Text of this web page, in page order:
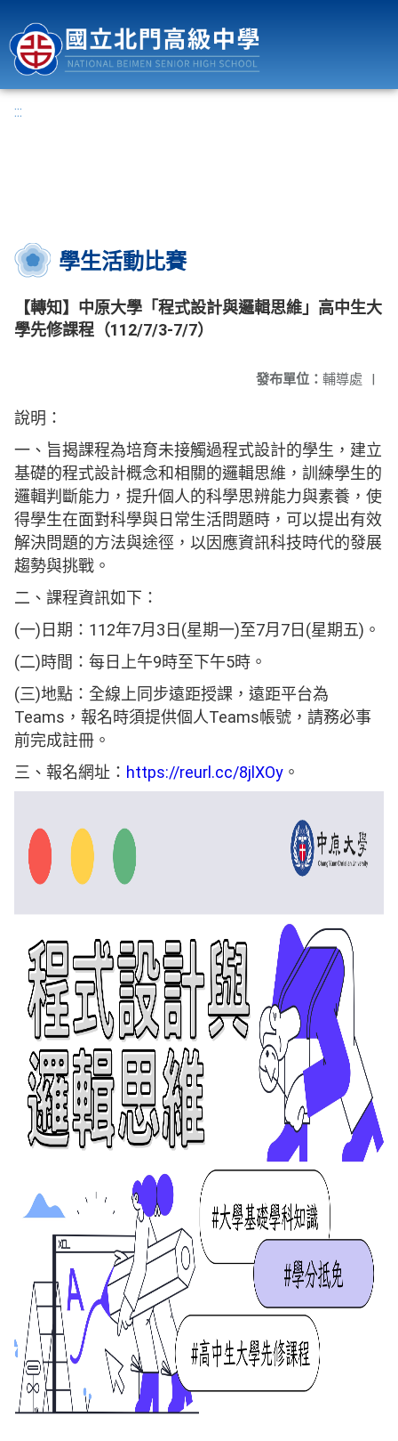
:::
學生活動比賽
【轉知】中原大學「程式設計與邏輯思維」高中生大
學先修課程（112/7/3-7/7）
發布單位： 輔導處 |
說明：
一、旨揭課程為培育未接觸過程式設計的學生，建立
基礎的程式設計概念和相關的邏輯思維，訓練學生的
邏輯判斷能力，提升個人的科學思辨能力與素養，使
得學生在面對科學與日常生活問題時，可以提出有效
解決問題的方法與途徑，以因應資訊科技時代的發展
趨勢與挑戰。
二、課程資訊如下：
(一)日期：112年7月3日(星期一)至7月7日(星期五)。
(二)時間：每日上午9時至下午5時。
(三)地點：全線上同步遠距授課，遠距平台為
Teams，報名時須提供個人Teams帳號，請務必事
前完成註冊。
三、報名網址： https://reurl.cc/8jlXOy 。